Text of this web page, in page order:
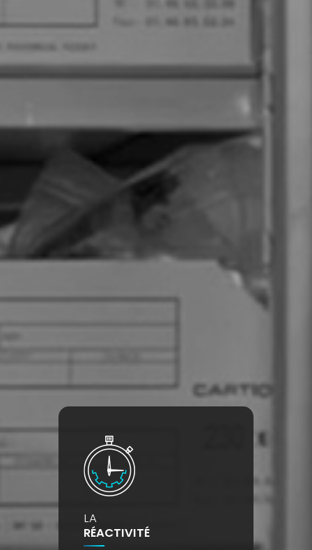
LA
RÉACTIVITÉ